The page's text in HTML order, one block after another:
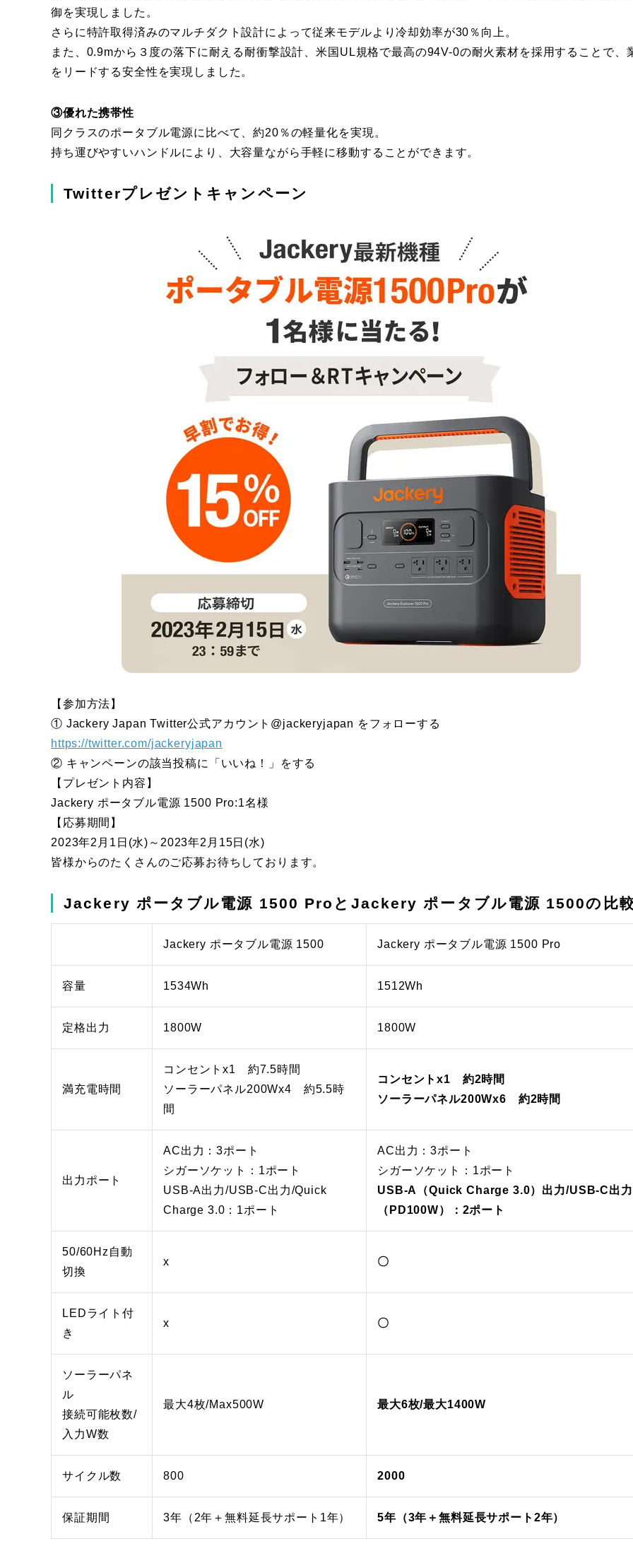
御を実現しました。
さらに特許取得済みのマルチダクト設計によって従来モデルより冷却効率が30％向上。
また、0.9mから３度の落下に耐える耐衝撃設計、米国UL規格で最高の94V-0の耐火素材を採用することで、
をリードする安全性を実現しました。
③優れた携帯性
同クラスのポータブル電源に比べて、約20％の軽量化を実現。
持ち運びやすいハンドルにより、大容量ながら手軽に移動することができます。
Twitterプレゼントキャンペーン
【参加方法】
① Jackery Japan Twitter公式アカウント@jackeryjapan をフォローする
https://twitter.com/jackeryjapan
② キャンペーンの該当投稿に「いいね！」をする
【プレゼント内容】
Jackery ポータブル電源 1500 Pro:1名様
【応募期間】
2023年2月1日(水)～2023年2月15日(水)
皆様からのたくさんのご応募お待ちしております。
Jackery ポータブル電源 1500 ProとJackery ポータブル電源 1500の比
Jackery ポータブル電源 1500 Jackery ポータブル電源 1500 Pro
容量 1534Wh 1512Wh
定格出力 1800W 1800W
満充電時間
コンセントx1 約7.5時間
ソーラーパネル200Wx4 約5.5時
間
コンセントx1 約2時間
ソーラーパネル200Wx6 約2時間
出力ポート
AC出力：3ポート
シガーソケット：1ポート
USB-A出力/USB-C出力/Quick
Charge 3.0：1ポート
AC出力：3ポート
シガーソケット：1ポート
USB-A（Quick Charge 3.0）出力/USB-C出力
（PD100W）：2ポート
50/60Hz自動
切換
x 〇
LEDライト付
き
x 〇
ソーラーパネ
ル
接続可能枚数/
入力W数
最大4枚/Max500W 最大6枚/最大1400W
サイクル数 800 2000
保証期間 3年（2年＋無料延長サポート1年） 5年（3年＋無料延長サポート2年）